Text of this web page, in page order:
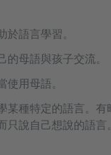
語言學習。
的母語與孩子交流。
使用母語。
某種特定的語言。
只說自己想說的語言